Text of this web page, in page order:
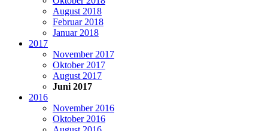
August 2018
Februar 2018
Januar 2018
2017
November 2017
Oktober 2017
August 2017
Juni 2017
2016
November 2016
Oktober 2016